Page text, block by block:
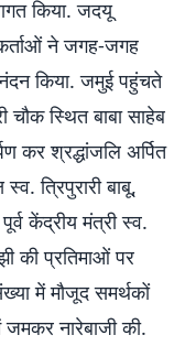
किया. जदयू
ने जगह-जगह
किया. जमुई पहुंचते
चौक स्थित बाबा साहेब
कर श्रद्धांजलि अर्पित
त्रिपुरारी बाबू,
केंद्रीय मंत्री स्व.
की प्रतिमाओं पर
में मौजूद समर्थकों
नारेबाजी की.